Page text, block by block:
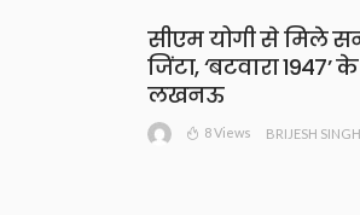
सीएम योगी से मिले
जिंटा, ‘बटवारा
लखनऊ
8 Views BRIJESH SINGH